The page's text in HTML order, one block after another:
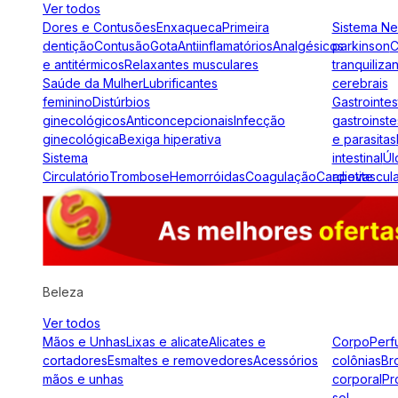
Ver todos
Dores e ContusõesEnxaquecaPrimeira
dentiçãoContusãoGotaAntiinflamatóriosAnalgésicos
e antitérmicosRelaxantes musculares
Saúde da MulherLubrificantes
femininoDistúrbios
ginecológicosAnticoncepcionaisInfecção
ginecológicaBexiga hiperativa
Sistema
CirculatórioTromboseHemorróidasCoagulação
Sistema
parkinson
cerebrais
e parasitas
intestinal
apetite
Beleza
Ver todos
Mãos e UnhasLixas e alicateAlicates e
cortadoresEsmaltes e removedoresAcessórios
mãos e unhas
Corpo
colônias
corporal